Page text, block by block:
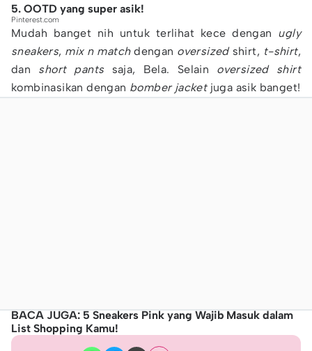
5. OOTD yang super asik!
Pinterest.com
Mudah banget nih untuk terlihat kece dengan ugly
sneakers, mix n matchdengan oversizedshirt, t-shirt,
dan short pantssaja, Bela. Selain oversized
shirt
kombinasikan dengan bomber jacketjuga asik banget!
BACA JUGA: 5 Sneakers Pink yang Wajib Masuk dalam
List Shopping Kamu!